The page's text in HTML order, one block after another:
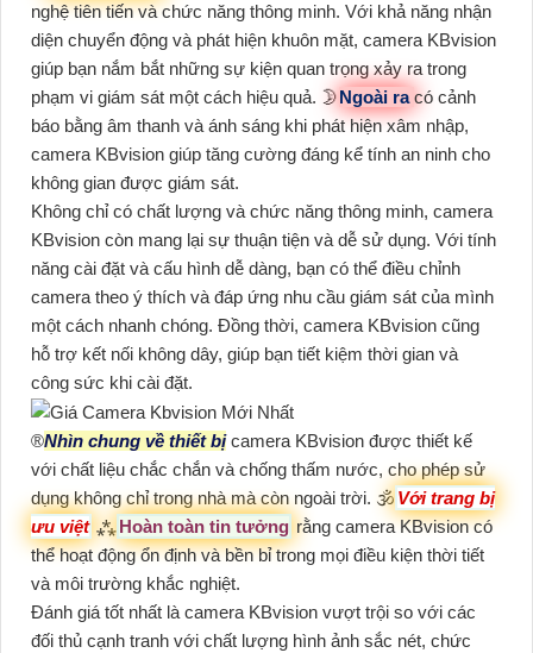
nghệ tiên tiến và chức năng thông minh. Với khả năng nhận
diện chuyển động và phát hiện khuôn mặt, camera KBvision
giúp bạn nắm bắt những sự kiện quan trọng xảy ra trong
phạm vi giám sát một cách hiệu quả. 🌛Ngoài racó cảnh
báo bằng âm thanh và ánh sáng khi phát hiện xâm nhập,
camera KBvision giúp tăng cường đáng kể tính an ninh cho
không gian được giám sát.
Không chỉ có chất lượng và chức năng thông minh, camera
KBvision còn mang lại sự thuận tiện và dễ sử dụng. Với tính
năng cài đặt và cấu hình dễ dàng, bạn có thể điều chỉnh
camera theo ý thích và đáp ứng nhu cầu giám sát của mình
một cách nhanh chóng. Đồng thời, camera KBvision cũng
hỗ trợ kết nối không dây, giúp bạn tiết kiệm thời gian và
công sức khi cài đặt.
®️Nhìn chung về thiết bịcamera KBvision được thiết kế
với chất liệu chắc chắn và chống thấm nước, cho phép sử
dụng không chỉ trong nhà mà còn ngoài trời. 🕉️ Với trang bị
ưu việt ⁂Hoàn toàn tin tưởng rằng camera KBvision có
thể hoạt động ổn định và bền bỉ trong mọi điều kiện thời tiết
và môi trường khắc nghiệt.
Đánh giá tốt nhất là camera KBvision vượt trội so với các
đối thủ cạnh tranh với chất lượng hình ảnh sắc nét, chức